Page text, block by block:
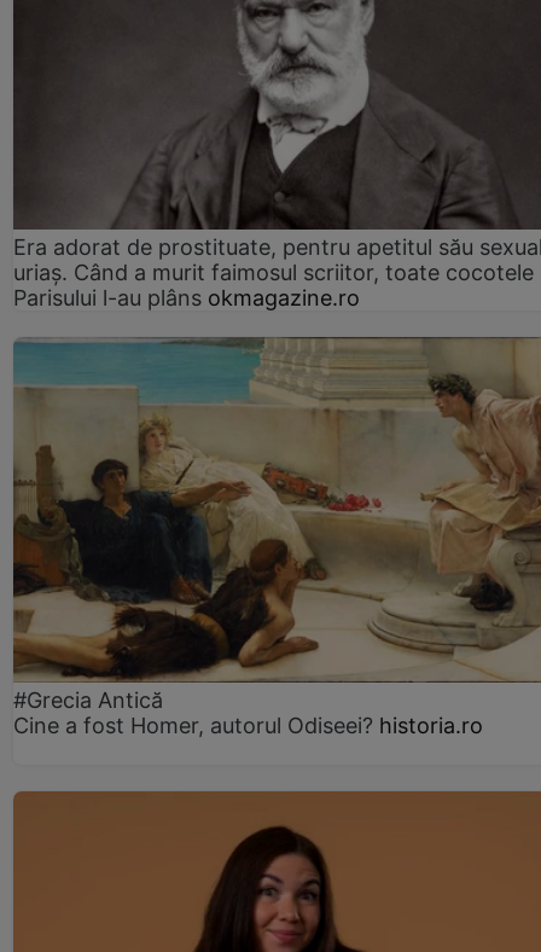
Era adorat de prostituate, pentru apetitul său
uriaș. Când a murit faimosul scriitor, toate cocotele
Parisului l-au plâns okmagazine.ro
#Grecia Antică
Cine a fost Homer, autorul Odiseei? historia.ro